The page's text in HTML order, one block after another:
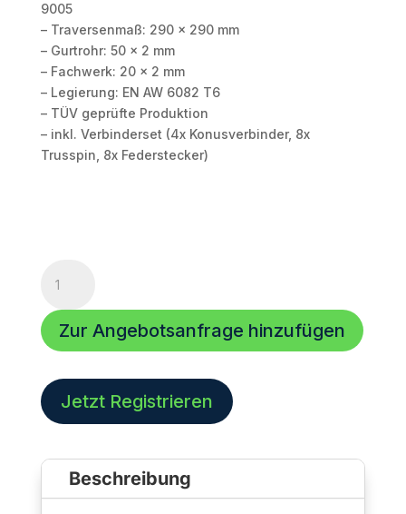
9005
– Traversenmaß: 290 x 290 mm
– Gurtrohr: 50 x 2 mm
– Fachwerk: 20 x 2 mm
– Legierung: EN AW 6082 T6
– TÜV geprüfte Produktion
– inkl. Verbinderset (4x Konusverbinder, 8x
Trusspin, 8x Federstecker)
290-
4
|
5000mm |
Punkt
Traverse
Black
Menge
Zur Angebotsanfrage hinzufügen
Jetzt Registrieren
Beschreibung